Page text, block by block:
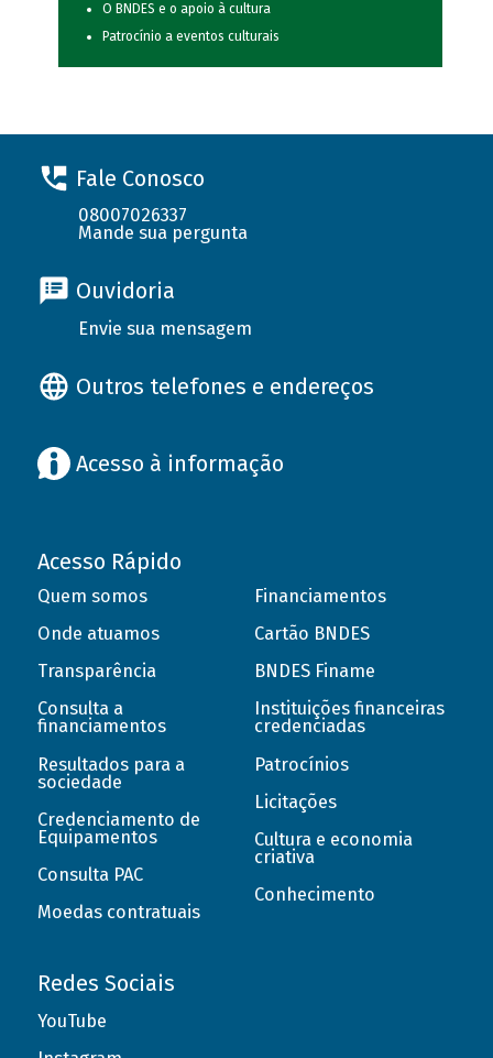
O BNDES e o apoio à cultura
Patrocínio a eventos culturais
Fale Conosco
08007026337
Mande sua pergunta
Ouvidoria
Envie sua mensagem
Outros telefones e endereços
Acesso à informação
Acesso Rápido
Quem somos
Onde atuamos
Transparência
Consulta a
financiamentos
Resultados para a
sociedade
Credenciamento de
Equipamentos
Consulta PAC
Moedas contratuais
Financiamentos
Cartão BNDES
BNDES Finame
Instituições financeiras
credenciadas
Patrocínios
Licitações
Cultura e economia
criativa
Conhecimento
Redes Sociais
YouTube